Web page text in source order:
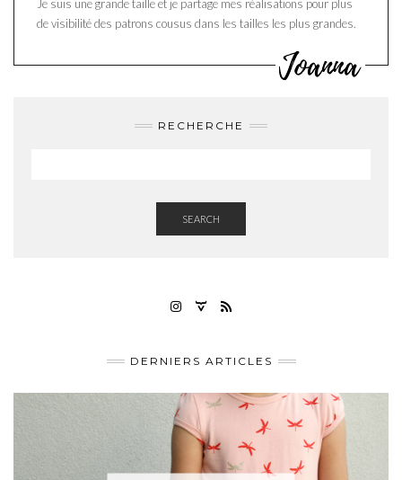
Je suis une grande taille et je partage mes réalisations pour plus
de visibilité des patrons cousus dans les tailles les plus grandes.
RECHERCHE
SEARCH
DERNIERS ARTICLES